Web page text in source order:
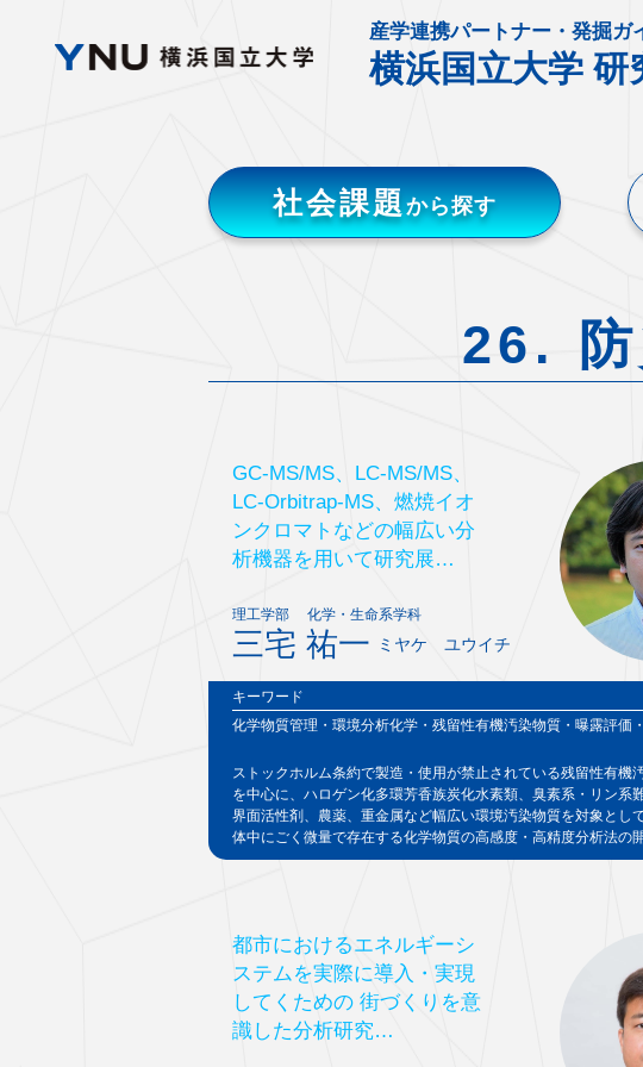
産学連携パートナー・発掘ガ
横浜国立大学 研
社会課題から探す
26. 防
GC-MS/MS、LC-MS/MS、
LC-Orbitrap-MS、燃焼イオ
ンクロマトなどの幅広い分
析機器を用いて研究展…
理工学部 化学・生命系学科
三宅 祐一 ミヤケ ユウイチ
キーワード
化学物質管理・環境分析化学・残留性有機汚染物質・曝露評価
ストックホルム条約で製造・使用が禁止されている残留性有機
を中心に、ハロゲン化多環芳香族炭化水素類、臭素系・リン系
界面活性剤、農薬、重金属など幅広い環境汚染物質を対象とし
体中にごく微量で存在する化学物質の高感度・高精度分析法の
都市におけるエネルギーシ
ステムを実際に導入・実現
してくための 街づくりを意
識した分析研究…